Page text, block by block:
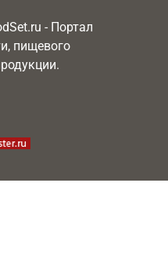
- Портал
пищевого